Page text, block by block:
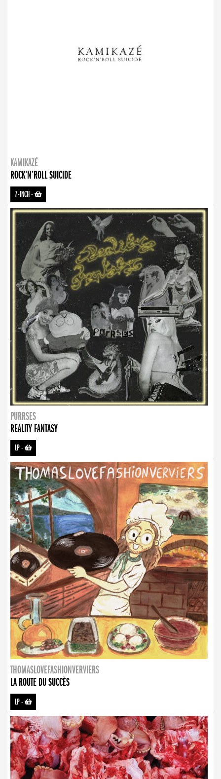
KAMIKAZÉ
ROCK’N’ROLL SUICIDE
7-INCH-
PURRSES
REALITY FANTASY
LP-
THOMASLOVEFASHIONVERVIERS
LA ROUTE DU SUCCÈS
LP-